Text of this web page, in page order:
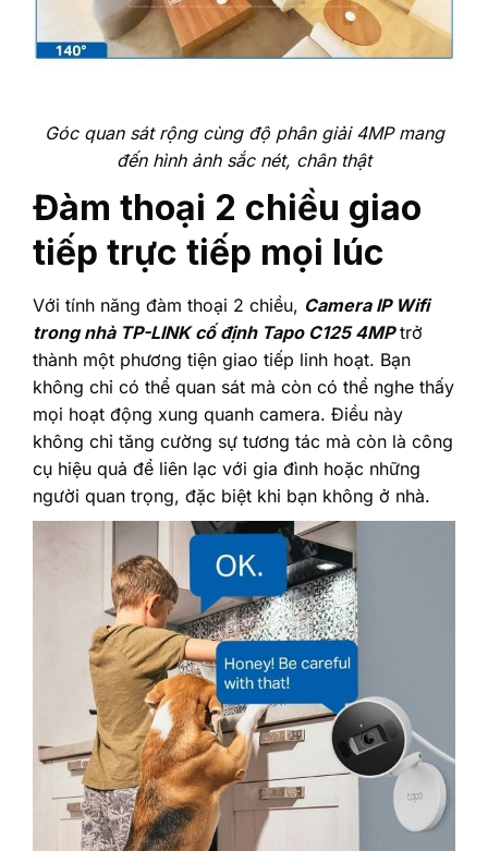
Góc quan sát rộng cùng độ phân giải 4MP mang
đến hình ảnh sắc nét, chân thật
Đàm thoại 2 chiều giao
tiếp trực tiếp mọi lúc
Với tính năng đàm thoại 2 chiều, Camera IP Wifi
trong nhà TP-LINK cố định Tapo C125 4MPtrở
thành một phương tiện giao tiếp linh hoạt. Bạn
không chỉ có thể quan sát mà còn có thể nghe thấy
mọi hoạt động xung quanh camera. Điều này
không chỉ tăng cường sự tương tác mà còn là công
cụ hiệu quả để liên lạc với gia đình hoặc những
người quan trọng, đặc biệt khi bạn không ở nhà.